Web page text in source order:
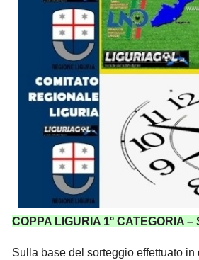
COPPA LIGURIA 1° CATEGORIA –
Sulla base del sorteggio effettuato